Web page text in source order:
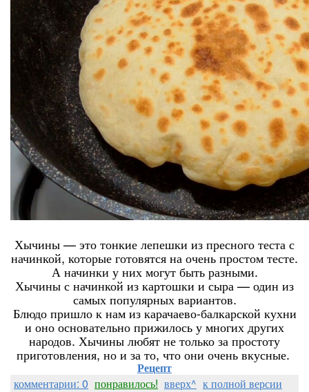
Хычины — это тонкие лепешки из пресного теста с
начинкой, которые готовятся на очень простом тесте.
А начинки у них могут быть разными.
Хычины с начинкой из картошки и сыра — один из
самых популярных вариантов.
Блюдо пришло к нам из карачаево-балкарской кухни
и оно основательно прижилось у многих других
народов. Хычины любят не только за простоту
приготовления, но и за то, что они очень вкусные.
Рецепт
комментарии: 0 понравилось! вверх^ к полной версии